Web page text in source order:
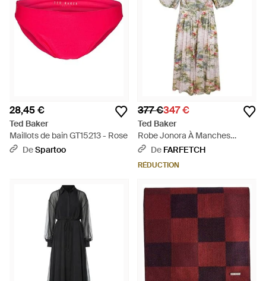
28,45 €
Ted Baker
Maillots de bain GT15213 - Rose
DeSpartoo
377 €347 €
Ted Baker
Robe Jonora À Manches
Bouffantes Et Imprimé Fleuri -
Blanc
De FARFETCH
RÉDUCTION